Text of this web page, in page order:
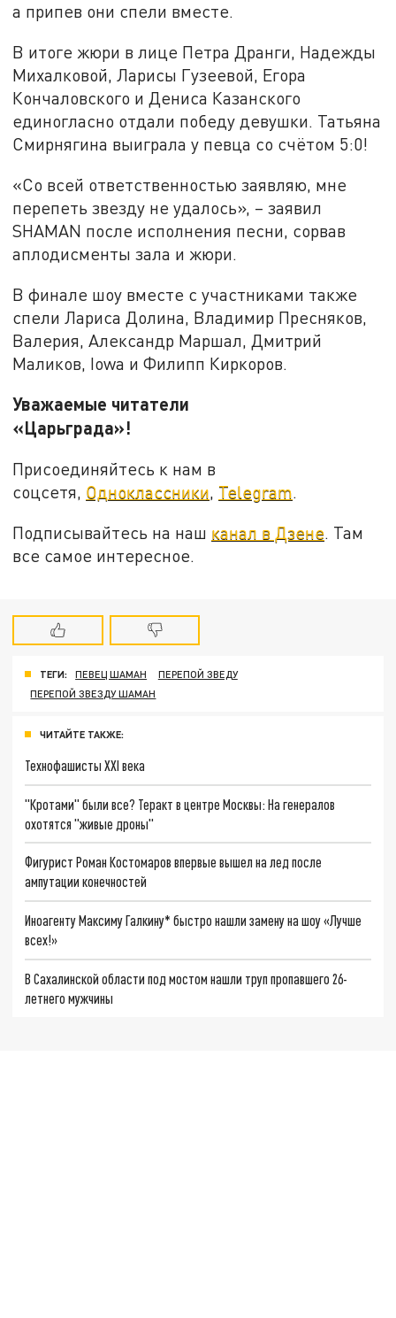
а припев они спели вместе.
В итоге жюри в лице Петра Дранги, Надежды
Михалковой, Ларисы Гузеевой, Егора
Кончаловского и Дениса Казанского
единогласно отдали победу девушки. Татьяна
Смирнягина выиграла у певца со счётом 5:0!
«Со всей ответственностью заявляю, мне
перепеть звезду не удалось», – заявил
SHAMAN после исполнения песни, сорвав
аплодисменты зала и жюри.
В финале шоу вместе с участниками также
спели Лариса Долина, Владимир Пресняков,
Валерия, Александр Маршал, Дмитрий
Маликов, Iowa и Филипп Киркоров.
Уважаемые читатели
«Царьграда»!
Присоединяйтесь к нам в
соцсетя, Одноклассники, Telegram.
Подписывайтесь на наш канал в Дзене . Там
все самое интересное.
ТЕГИ: ПЕВЕЦ ШАМАН
ПЕРЕПОЙ ЗВЕДУ
ПЕРЕПОЙ ЗВЕЗДУ ШАМАН
ЧИТАЙТЕ ТАКЖЕ:
Технофашисты XXI века
"Кротами" были все? Теракт в центре Москвы: На генералов
охотятся "живые дроны"
Фигурист Роман Костомаров впервые вышел на лед после
ампутации конечностей
Иноагенту Максиму Галкину* быстро нашли замену на шоу «Лучше
всех!»
В Сахалинской области под мостом нашли труп пропавшего 26-
летнего мужчины